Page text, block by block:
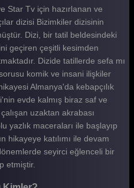
Star Tv için hazırlanan ve
dizisi Bizimkiler dizisinin
Dizi, bir tatil beldesindeki
geçiren çeşitli kesimden
Dizide tatillerde sefa mı
komik ve insani ilişkiler
Almanya'da kebapçılık
evde kalmış biraz saf ve
uzaktan akrabası
yazlık maceraları ile başlayıp
hikayeye katılımı ile devam
seyirci eğlenceli bir
etmiştir.